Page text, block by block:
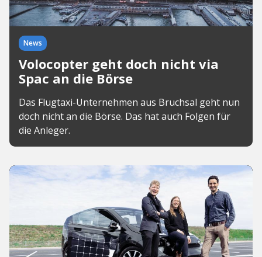
News
Volocopter geht doch nicht via
Spac an die Börse
Das Flugtaxi-Unternehmen aus Bruchsal geht nun
doch nicht an die Börse. Das hat auch Folgen für
die Anleger.